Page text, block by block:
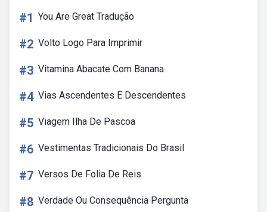
#1 You Are Great Tradução
#2 Volto Logo Para Imprimir
#3 Vitamina Abacate Com Banana
#4 Vias Ascendentes E Descendentes
#5 Viagem Ilha De Pascoa
#6 Vestimentas Tradicionais Do Brasil
#7 Versos De Folia De Reis
#8 Verdade Ou Consequência Pergunta